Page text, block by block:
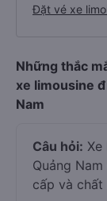
Đặt vé xe
Những thắc
xe limousine
Nam
Câu hỏi:
Quảng
cấp và chất